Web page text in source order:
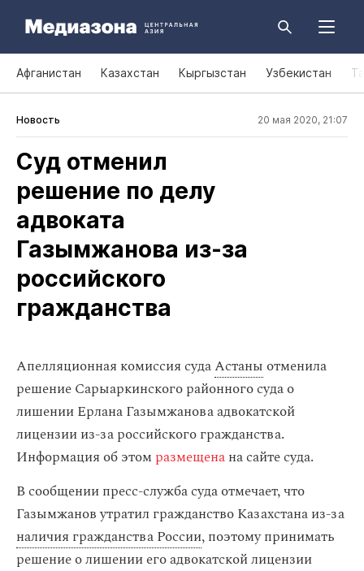
Афганистан Казахстан Кыргызстан Узбекистан
Новость 20 мая 2020, 21:07
Суд отменил
решение по делу
адвоката
Газымжанова из‑за
российского
гражданства
Апелляционная комиссия судаАстаны отменила
решение Сарыаркинского районного суда о
лишении Ерлана Газымжанова адвокатской
лицензии из-за российского гражданства.
Информация об этом размещенана сайте суда.
В сообщении пресс-служба суда отмечает, что
Газымжанов утратил гражданство Казахстана из-за
наличия гражданства России, поэтому принимать
решение о лишении его адвокатской лицензии